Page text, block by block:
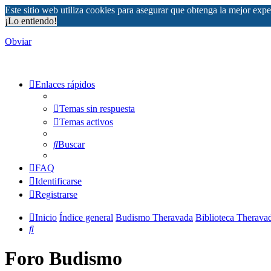
Este sitio web utiliza cookies para asegurar que obtenga la mejor
¡Lo entiendo!
Obviar
Enlaces rápidos
Temas sin respuesta
Temas activos
Buscar
FAQ
Identificarse
Registrarse
Inicio Índice general Budismo Theravada Biblioteca
Buscar
Foro Budismo